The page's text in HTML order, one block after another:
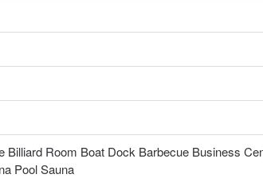
Billiard Room Boat Dock Barbecue Business
Pool Sauna